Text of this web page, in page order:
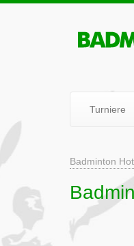
Turniere
Badminton